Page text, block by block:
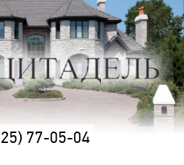
77-05-04